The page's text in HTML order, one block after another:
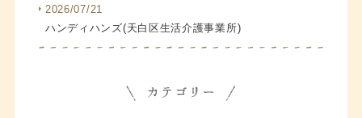
2026/07/21
ハンディハンズ(天白区生活介護事業所)